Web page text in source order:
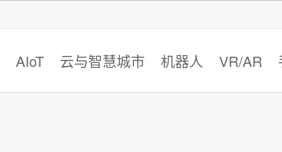
AIoT 云与智慧城市 机器人 VR/AR